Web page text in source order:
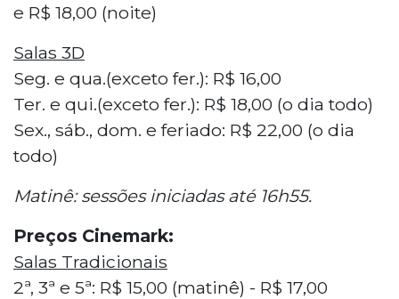
e R$ 18,00 (noite)
Salas 3D
Seg. e qua.(exceto fer.): R$ 16,00
Ter. e qui.(exceto fer.): R$ 18,00 (o dia todo)
Sex., sáb., dom. e feriado: R$ 22,00 (o dia
todo)
Matinê: sessões iniciadas até 16h55.
Preços Cinemark:
Salas Tradicionais
2ª, 3ª e 5ª: R$ 15,00 (matinê) - R$ 17,00